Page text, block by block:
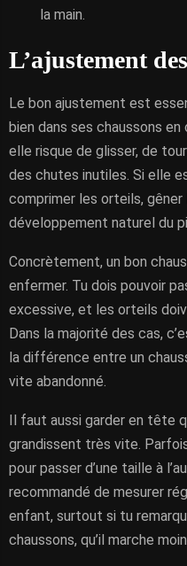
la main.
L’ajustement
Le bon ajustement est
bien dans ses chaussons
elle risque de glisser, de
des chutes inutiles. Si elle
comprimer les orteils,
développement naturel du
Concrètement, un bon
enfermer. Tu dois pouvoir
excessive, et les orteils
Dans la majorité des cas,
la différence entre un
vite abandonné.
Il faut aussi garder en tête
grandissent très vite.
pour passer d’une taille à
recommandé de mesurer
enfant, surtout si tu
chaussons, qu’il marche